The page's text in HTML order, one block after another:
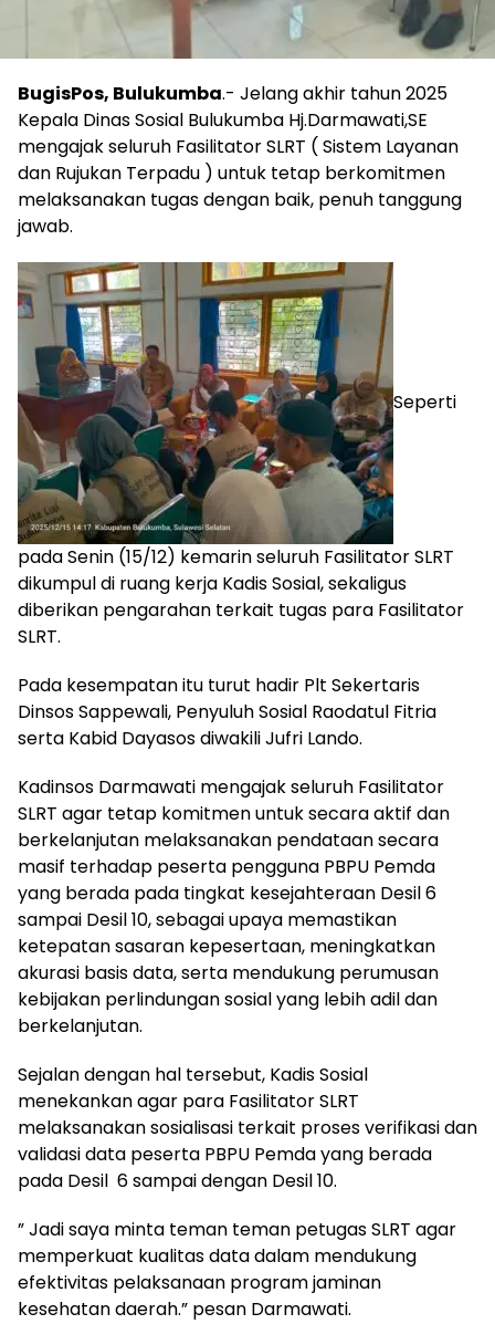
BugisPos, Bulukumba.- Jelang akhir tahun 2025
Kepala Dinas Sosial Bulukumba Hj.Darmawati,SE
mengajak seluruh Fasilitator SLRT ( Sistem Layanan
dan Rujukan Terpadu ) untuk tetap berkomitmen
melaksanakan tugas dengan baik, penuh tanggung
jawab.
Seperti
pada Senin (15/12) kemarin seluruh Fasilitator SLRT
dikumpul di ruang kerja Kadis Sosial, sekaligus
diberikan pengarahan terkait tugas para Fasilitator
SLRT.
Pada kesempatan itu turut hadir Plt Sekertaris
Dinsos Sappewali, Penyuluh Sosial Raodatul Fitria
serta Kabid Dayasos diwakili Jufri Lando.
Kadinsos Darmawati mengajak seluruh Fasilitator
SLRT agar tetap komitmen untuk secara aktif dan
berkelanjutan melaksanakan pendataan secara
masif terhadap peserta pengguna PBPU Pemda
yang berada pada tingkat kesejahteraan Desil 6
sampai Desil 10, sebagai upaya memastikan
ketepatan sasaran kepesertaan, meningkatkan
akurasi basis data, serta mendukung perumusan
kebijakan perlindungan sosial yang lebih adil dan
berkelanjutan.
Sejalan dengan hal tersebut, Kadis Sosial
menekankan agar para Fasilitator SLRT
melaksanakan sosialisasi terkait proses verifikasi dan
validasi data peserta PBPU Pemda yang berada
pada Desil 6 sampai dengan Desil 10.
” Jadi saya minta teman teman petugas SLRT agar
memperkuat kualitas data dalam mendukung
efektivitas pelaksanaan program jaminan
kesehatan daerah.” pesan Darmawati.